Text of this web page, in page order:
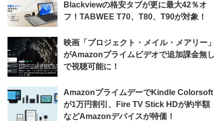
Blackviewの格安タブが更に最大42％オ
フ！TABWEE T70、T80、T90が対象！
映画「プロジェクト・メイル・メアリー」
がAmazonプライムビデオで追加課金無し
で視聴可能に！
AmazonプライムデーでKindle Colorsoft
が1万円割引、Fire TV Stick HDが約半額
などAmazonデバイスが特価！